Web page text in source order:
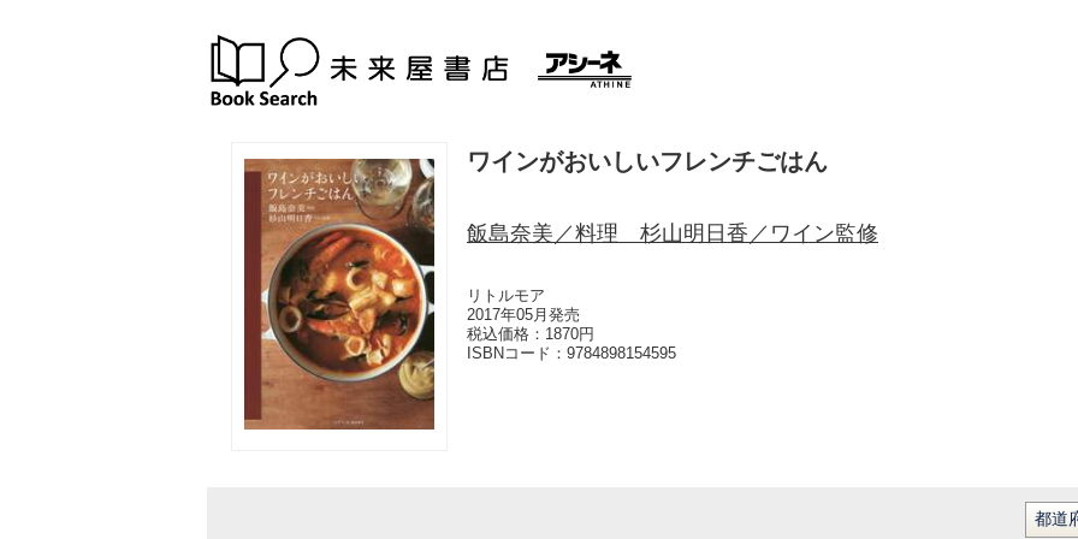
ワインがおいしいフレンチごはん
飯島奈美／料理 杉山明日香／ワイン監修
リトルモア
2017年05月発売
税込価格：1870円
ISBNコード： 9784898154595